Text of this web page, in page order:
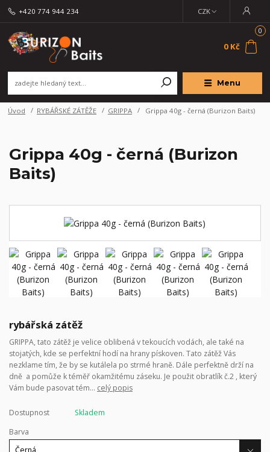
Menu
CZK
+420 774 944 234
0
0 Kč
Úvod RYBÁŘSKÉ ZÁTĚŽE GRIPPA Grippa 40g - černá (Burizon Baits)
Grippa 40g - černá (Burizon
Baits)
rybářská zátěž
GRIPPA, tato zátěž je velice oblibená v tekoucích vodách, ale také na
stojatých, kde se perfektní hodí na hrany pískoven. Tato zátěž Vás
nezklame tím, že by se kutálela po strmé hraně. Dále perfektně drží na
dně a pomůže k téměř okamžitému záseku. Je použit obratlík č.2 , který
Vám bude pasovat tém... celý popis
Dostupnost
Skladem
Barva